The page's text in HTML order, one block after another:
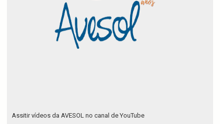
Assitir vídeos da AVESOL no canal de YouTube